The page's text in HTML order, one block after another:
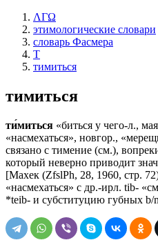
ΛΓΩ
этимологические словари
словарь Фасмера
Т
тимиться
тимиться
ти́миться «биться у чего-л.,
«насмехаться», новгор.,
связано с тимение (см.),
который неверно приводит
[Махек (ZfslPh, 28, 1960, стр.
«насмехаться» с др.-ирл. tib-
*teib- и субституцию губных